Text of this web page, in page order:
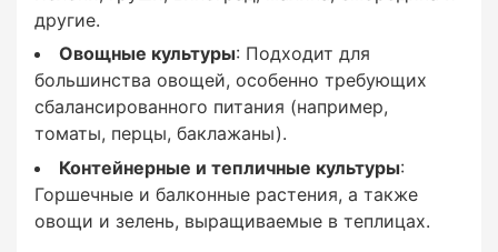
Начальный этап вегетации:
Для активного роста зелёной массы.
Стабильное питание в течение сезона:
Для обеспечения долгосрочного роста и
другие.
Овощные культуры: Подходит для
большинства овощей, особенно требующих
сбалансированного питания (например,
томаты, перцы, баклажаны).
Контейнерные и тепличные культуры:
Горшечные и балконные растения, а также
овощи и зелень, выращиваемые в теплицах.